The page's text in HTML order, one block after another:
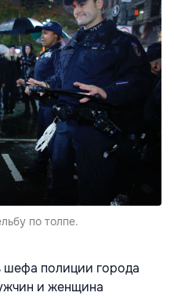
по толпе.
шефа полиции города
и женщина